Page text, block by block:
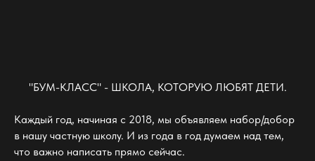
"БУМ-КЛАСС" - ШКОЛА, КОТОРУЮ ЛЮБЯТ ДЕТИ.
Каждый год, начиная с 2018, мы объявляем набор/добор
в нашу частную школу. И из года в год думаем над тем,
что важно написать прямо сейчас.